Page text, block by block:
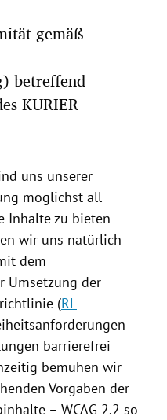
gemäß
betreffend
KURIER
uns unserer
möglichst all
Inhalte zu bieten
wir uns natürlich
dem
Umsetzung der
(RL
barrierefrei
bemühen wir
Vorgaben der
– WCAG 2.2 so